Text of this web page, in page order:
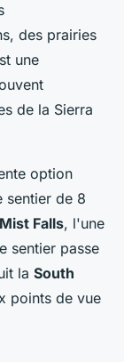
des prairies
une
de la Sierra
option
sentier de 8
Mist Falls, l'une
sentier passe
la South
points de vue